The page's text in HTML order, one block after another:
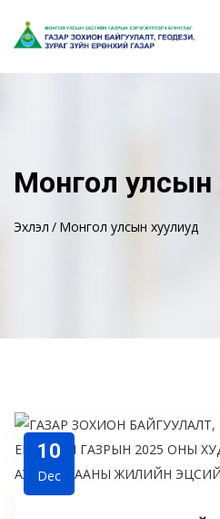
Монгол улсын
Эхлэл Монгол улсын хуулиуд
10
Dec